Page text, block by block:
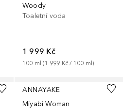
Woody
Toaletní voda
1 999 Kč
100 ml (1 999 Kč / 100 ml)
ANNAYAKE
Miyabi Woman